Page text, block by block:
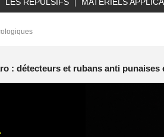
: détecteurs et rubans anti punaises